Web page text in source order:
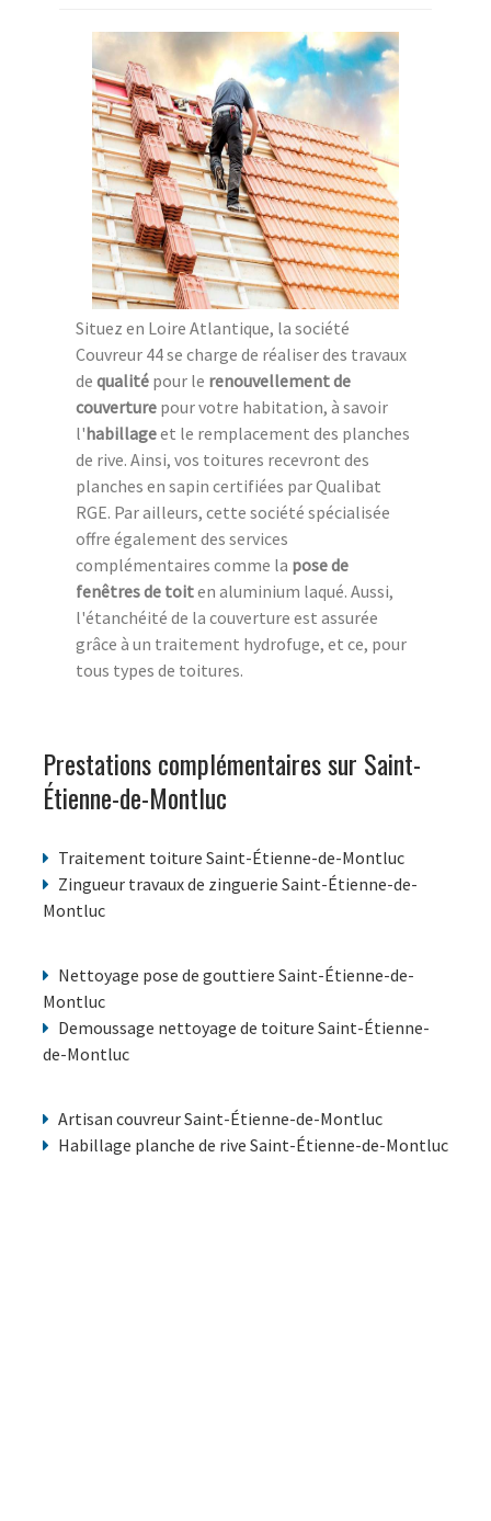
Situez en Loire Atlantique, la société
Couvreur 44 se charge de réaliser des travaux
de qualité pour le renouvellement de
couverture pour votre habitation, à savoir
l'habillageet le remplacement des planches
de rive. Ainsi, vos toitures recevront des
planches en sapin certifiées par Qualibat
RGE. Par ailleurs, cette société spécialisée
offre également des services
complémentaires comme la pose de
fenêtres de toiten aluminium laqué. Aussi,
l'étanchéité de la couverture est assurée
grâce à un traitement hydrofuge, et ce, pour
tous types de toitures.
Prestations complémentaires sur Saint-
Étienne-de-Montluc
Traitement toiture Saint-Étienne-de-Montluc
Zingueur travaux de zinguerie Saint-Étienne-de-
Montluc
Nettoyage pose de gouttiere Saint-Étienne-de-
Montluc
Demoussage nettoyage de toiture Saint-Étienne-
de-Montluc
Artisan couvreur Saint-Étienne-de-Montluc
Habillage planche de rive Saint-Étienne-de-Montluc